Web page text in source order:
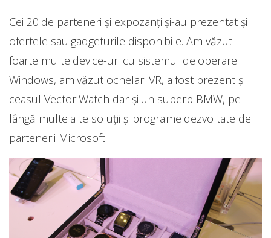
Cei 20 de parteneri și expozanți și-au prezentat și
ofertele sau gadgeturile disponibile. Am văzut
foarte multe device-uri cu sistemul de operare
Windows, am văzut ochelari VR, a fost prezent și
ceasul Vector Watch dar și un superb BMW, pe
lângă multe alte soluții și programe dezvoltate de
partenerii Microsoft.